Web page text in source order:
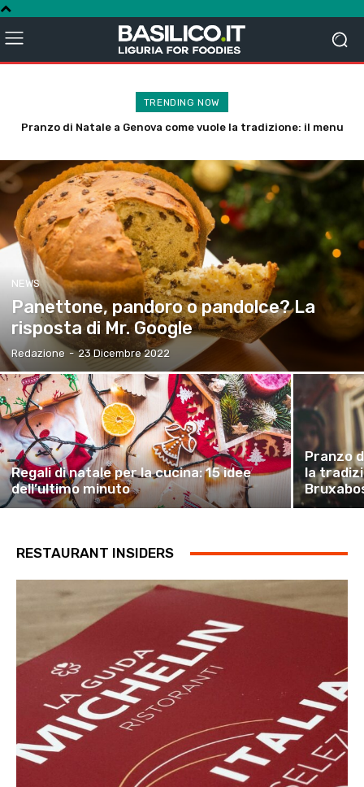
TRENDING NOW
Pranzo di Natale a Genova come vuole la tradizione: il menu
NEWS
Panettone, pandoro o pandolce? La
risposta di Mr. Google
Redazione - 23 Dicembre 2022
Regali di natale per la cucina: 15 idee
dell’ultimo minuto
Pranzo
la
RESTAURANT INSIDERS